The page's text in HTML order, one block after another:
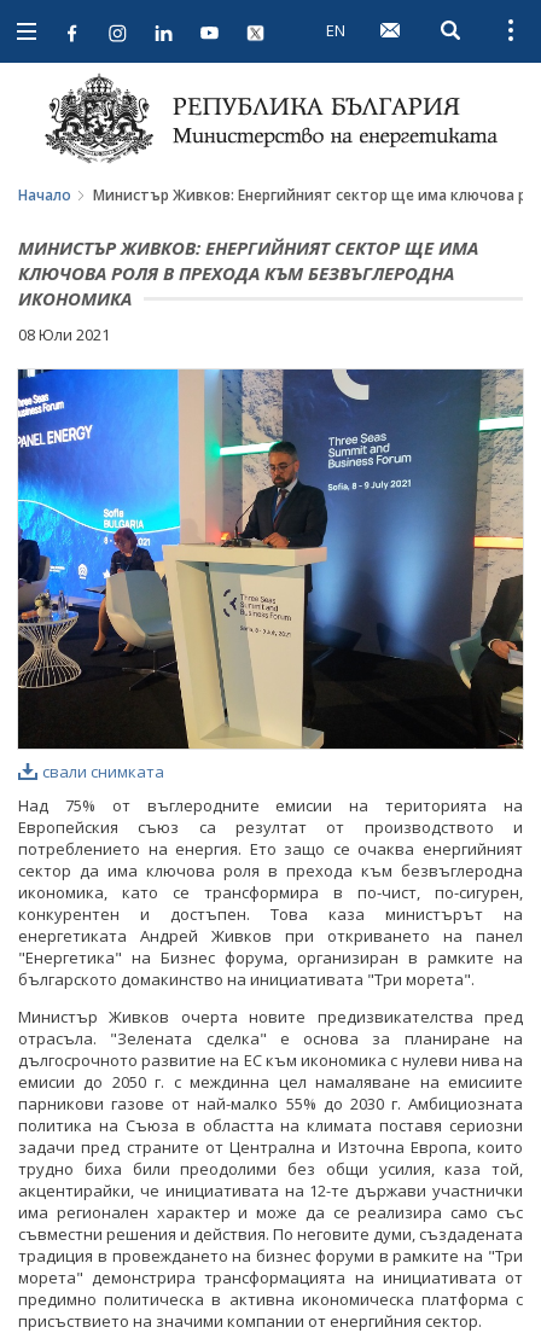
Open
navigation
EN Open
Начало Министър Живков: Енергийният сектор ще има ключова
МИНИСТЪР ЖИВКОВ: ЕНЕРГИЙНИЯТ СЕКТОР ЩЕ ИМА
КЛЮЧОВА РОЛЯ В ПРЕХОДА КЪМ БЕЗВЪГЛЕРОДНА
ИКОНОМИКА
08 Юли 2021
свали снимката
Над 75% от въглеродните емисии на територията на
Европейския съюз са резултат от производството и
потреблението на енергия. Ето защо се очаква енергийният
сектор да има ключова роля в прехода към безвъглеродна
икономика, като се трансформира в по-чист, по-сигурен,
конкурентен и достъпен. Това каза министърът на
енергетиката Андрей Живков при откриването на панел
"Енергетика" на Бизнес форума, организиран в рамките на
българското домакинство на инициативата "Три морета".
Министър Живков очерта новите предизвикателства пред
отрасъла. "Зелената сделка" е основа за планиране на
дългосрочното развитие на ЕС към икономика с нулеви нива на
емисии до 2050 г. с междинна цел намаляване на емисиите
парникови газове от най-малко 55% до 2030 г. Амбициозната
политика на Съюза в областта на климата поставя сериозни
задачи пред страните от Централна и Източна Европа, които
трудно биха били преодолими без общи усилия, каза той,
акцентирайки, че инициативата на 12-те държави участнички
има регионален характер и може да се реализира само със
съвместни решения и действия. По неговите думи, създадената
традиция в провеждането на бизнес форуми в рамките на "Три
морета" демонстрира трансформацията на инициативата от
предимно политическа в активна икономическа платформа с
присъствието на значими компании от енергийния сектор.